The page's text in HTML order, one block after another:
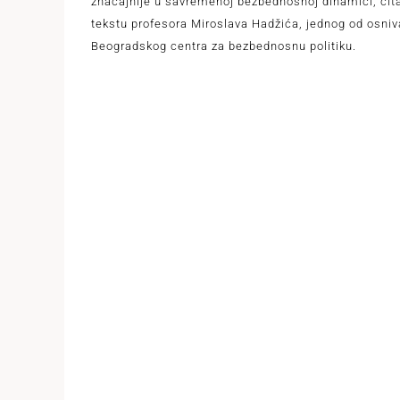
tekstu profesora Miroslava Hadžića, jednog od
Beogradskog centra za bezbednosnu politiku.